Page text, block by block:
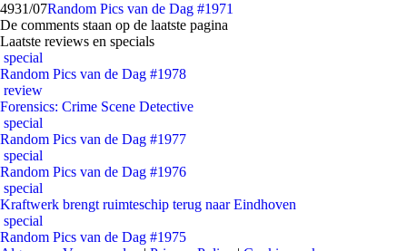
4931/07Random Pics van de Dag #1971
De comments staan op de laatste pagina
Laatste reviews en specials
special
Random Pics van de Dag #1978
review
Forensics: Crime Scene Detective
special
Random Pics van de Dag #1977
special
Random Pics van de Dag #1976
special
Kraftwerk brengt ruimteschip terug naar Eindhoven
special
Random Pics van de Dag #1975